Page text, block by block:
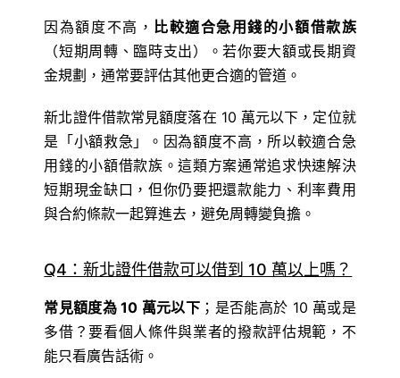
因為額度不高， 比較適合急用錢的小額借款族
（短期周轉、臨時支出）。若你要大額或長期資
金規劃，通常要評估其他更合適的管道。
新北證件借款常見額度落在 10 萬元以下，定位就
是「小額救急」。因為額度不高，所以較適合急
用錢的小額借款族。這類方案通常追求快速解決
短期現金缺口，但你仍要把還款能力、利率費用
與合約條款一起算進去，避免周轉變負擔。
Q4：新北證件借款可以借到 10 萬以上嗎？
常見額度為 10 萬元以下 ；是否能高於 10 萬或是
多借？要看個人條件與業者的撥款評估規範，不
能只看廣告話術。